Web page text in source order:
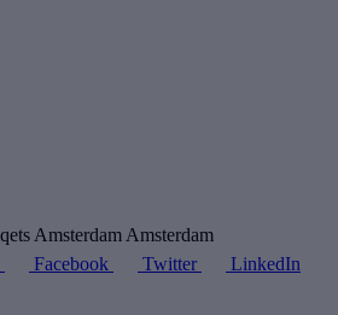
Amsterdam
Facebook Twitter LinkedIn